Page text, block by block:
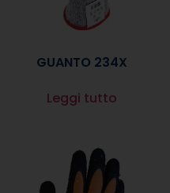
GUANTO 234X
Leggi tutto